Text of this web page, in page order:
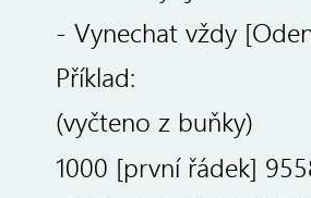
- Vynechat vždy
Příklad:
(vyčteno z buňky)
1000 [první řádek]